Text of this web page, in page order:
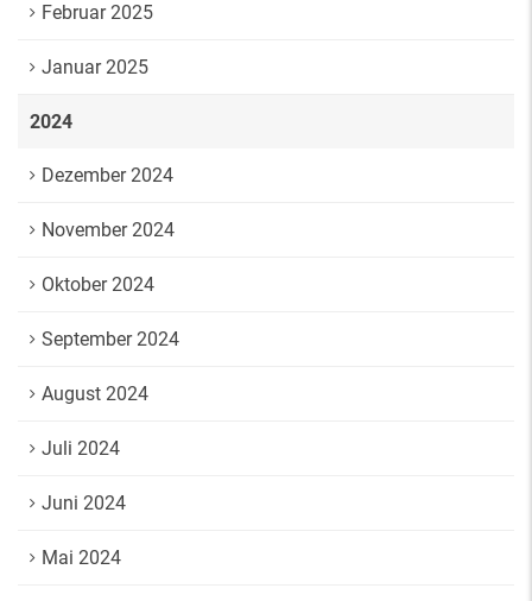
Februar 2025
Januar 2025
2024
Dezember 2024
November 2024
Oktober 2024
September 2024
August 2024
Juli 2024
Juni 2024
Mai 2024